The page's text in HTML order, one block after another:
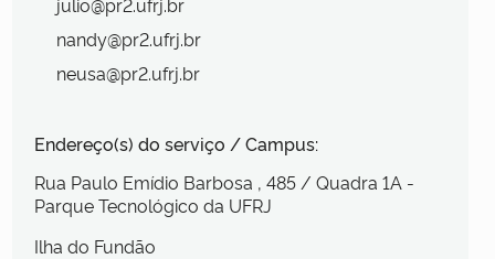
nandy@pr2.ufrj.br
neusa@pr2.ufrj.br
Endereço(s) do serviço / Campus:
Rua Paulo Emídio Barbosa , 485 / Quadra 1A -
Parque Tecnológico da UFRJ
Ilha do Fundão